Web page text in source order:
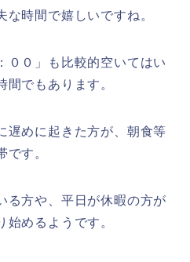
時間で嬉しいですね。
００」も比較的空いてはい
間でもあります。
遅めに起きた方が、朝食等
です。
る方や、平日が休暇の方が
始めるようです。